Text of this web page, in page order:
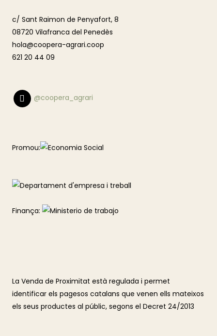
c/ Sant Raimon de Penyafort, 8
08720 Vilafranca del Penedès
hola@coopera-agrari.coop
621 20 44 09
@coopera_agrari
Promou:
Finança:
La Venda de Proximitat està regulada i permet
identificar els pagesos catalans que venen ells mateixos
els seus productes al públic, segons el Decret 24/2013